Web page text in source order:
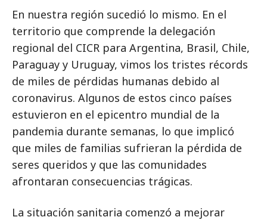
En nuestra región sucedió lo mismo. En el
territorio que comprende la delegación
regional del CICR para Argentina, Brasil, Chile,
Paraguay y Uruguay, vimos los tristes récords
de miles de pérdidas humanas debido al
coronavirus. Algunos de estos cinco países
estuvieron en el epicentro mundial de la
pandemia durante semanas, lo que implicó
que miles de familias sufrieran la pérdida de
seres queridos y que las comunidades
afrontaran consecuencias trágicas.
La situación sanitaria comenzó a mejorar